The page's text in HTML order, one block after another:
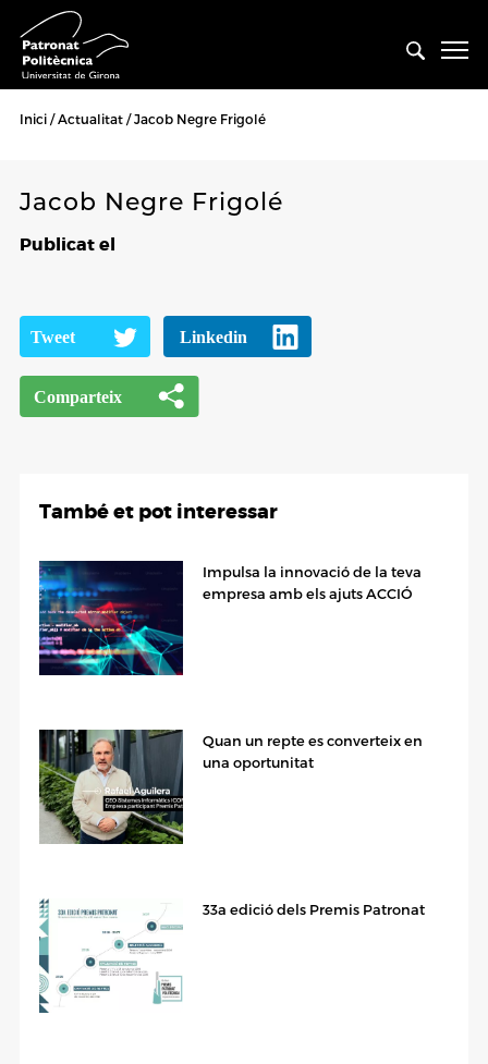
Inici Actualitat Jacob Negre Frigolé
Jacob Negre Frigolé
Publicat el
També et pot interessar
Impulsa la innovació de la teva
empresa amb els ajuts ACCIÓ
Quan un repte es converteix en
una oportunitat
33a edició dels Premis Patronat